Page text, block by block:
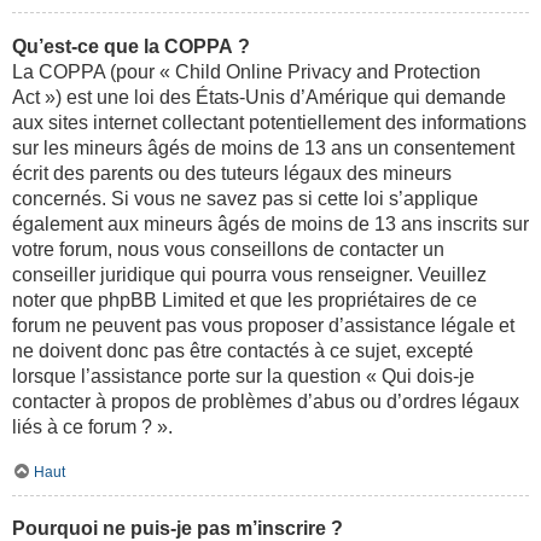
Qu’est-ce que la COPPA ?
La COPPA (pour « Child Online Privacy and Protection
Act ») est une loi des États-Unis d’Amérique qui demande
aux sites internet collectant potentiellement des informations
sur les mineurs âgés de moins de 13 ans un consentement
écrit des parents ou des tuteurs légaux des mineurs
concernés. Si vous ne savez pas si cette loi s’applique
également aux mineurs âgés de moins de 13 ans inscrits sur
votre forum, nous vous conseillons de contacter un
conseiller juridique qui pourra vous renseigner. Veuillez
noter que phpBB Limited et que les propriétaires de ce
forum ne peuvent pas vous proposer d’assistance légale et
ne doivent donc pas être contactés à ce sujet, excepté
lorsque l’assistance porte sur la question « Qui dois-je
contacter à propos de problèmes d’abus ou d’ordres légaux
liés à ce forum ? ».
Haut
Pourquoi ne puis-je pas m’inscrire ?